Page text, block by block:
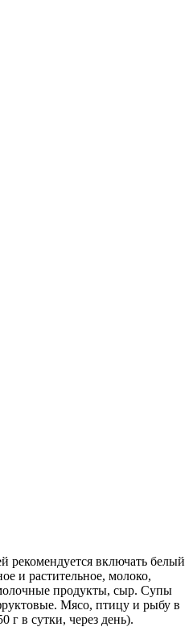
рекомендуется включать белый
и растительное, молоко,
продукты, сыр. Супы
Мясо, птицу и рыбу в
г в сутки, через день).